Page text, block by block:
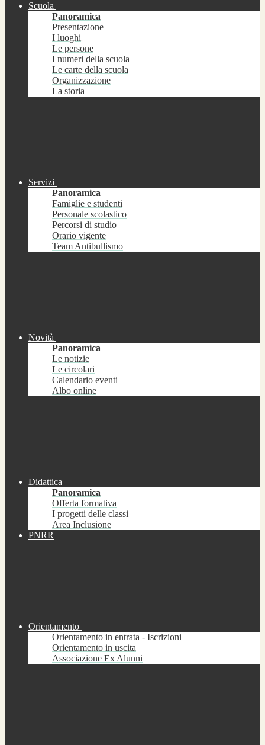
Scuola
Panoramica
Presentazione
I luoghi
Le persone
I numeri della scuola
Le carte della scuola
Organizzazione
La storia
Servizi
Panoramica
Famiglie e studenti
Personale scolastico
Percorsi di studio
Orario vigente
Team Antibullismo
Novità
Panoramica
Le notizie
Le circolari
Calendario eventi
Albo online
Didattica
Panoramica
Offerta formativa
I progetti delle classi
Area Inclusione
PNRR
Orientamento
Orientamento in entrata - Iscrizioni
Orientamento in uscita
Associazione Ex Alunni